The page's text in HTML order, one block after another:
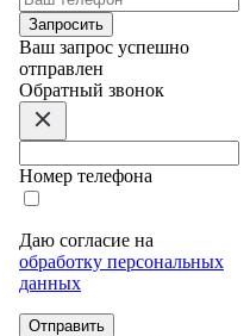
Запросить
Ваш запрос успешно
отправлен
Обратный звонок
Номер телефона
Даю согласие на
обработку персональных
данных
Отправить